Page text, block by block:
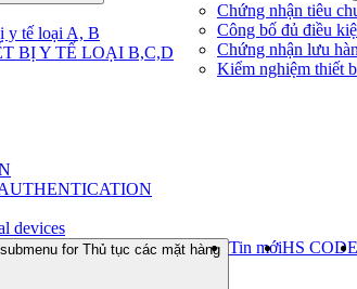
y tế loại A, B
BỊ Y TẾ LOẠI B,C,D
devices
Chứng nhận tiêu
Công bố đủ điều
Chứng nhận lưu
Kiểm nghiệm thiết
for Thủ tục các mặt hàng Tin mớiHS CODE